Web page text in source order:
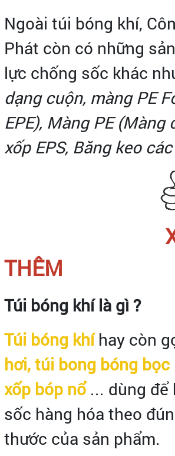
Ngoài túi bóng khí,
Phát còn có những
lực chống sốc khác
dạng cuộn, màng PE
EPE), Màng PE (Màng
xốp EPS, Băng keo
THÊM
Túi bóng khí là gì ?
Túi bóng khíhay còn
hơi, túi bong bóng bọc
xốp bóp nổ... dùng để
sốc hàng hóa theo
thước của sản phẩm.